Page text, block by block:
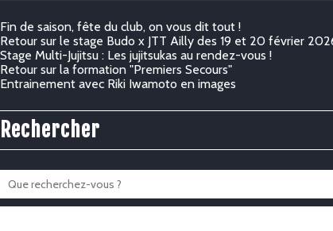
Fin de saison, fête du club, on vous dit tout !
Retour sur le stage Budo x JTT Ailly des 19 et 20 février
Stage Multi-Jujitsu : Les jujitsukas au rendez-vous !
Retour sur la formation "Premiers Secours"
Entrainement avec Riki Iwamoto en images
Rechercher